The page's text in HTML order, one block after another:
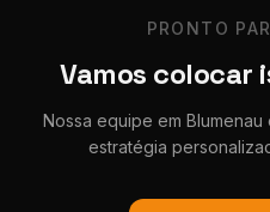
PRONTO
Vamos colocar
Nossa equipe em
estratégia